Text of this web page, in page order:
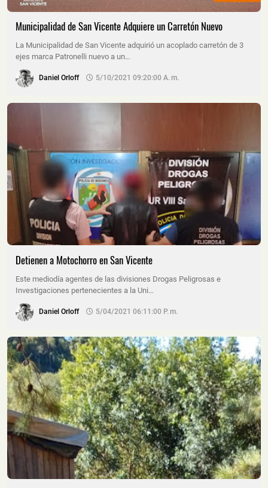
Municipalidad de San Vicente Adquiere un Carretón Nuevo
La Municipalidad de San Vicente adquirió un acoplado carretón de 3
ejes marca Patronelli nuevo a un…
Daniel Orloff 5/10/2021 09:20:00 A. M.
Detienen a Motochorro en San Vicente
Este mediodía agentes de las divisiones Drogas Peligrosas e
Investigaciones pertenecientes a la Uni…
Daniel Orloff 5/04/2021 06:11:00 P. M.